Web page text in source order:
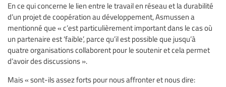
En ce qui concerne le lien entre le travail en réseau et la durabilité
d’un projet de coopération au développement, Asmussen a
mentionné que « c’est particulièrement important dans le cas où
un partenaire est ‘faible’, parce qu’il est possible que jusqu’à
quatre organisations collaborent pour le soutenir et cela permet
d’avoir des discussions ».
Mais « sont-ils assez forts pour nous affronter et nous dire: